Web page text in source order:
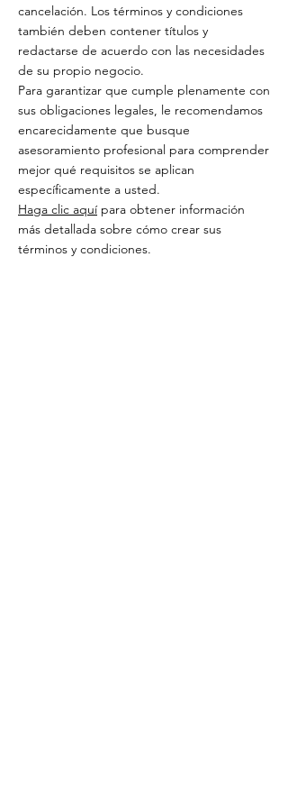
cancelación. Los términos y condiciones
también deben contener títulos y
redactarse de acuerdo con las necesidades
de su propio negocio.
Para garantizar que cumple plenamente con
sus obligaciones legales, le recomendamos
encarecidamente que busque
asesoramiento profesional para comprender
mejor qué requisitos se aplican
específicamente a usted.
Haga clic aquípara obtener información
más detallada sobre cómo crear sus
términos y condiciones.